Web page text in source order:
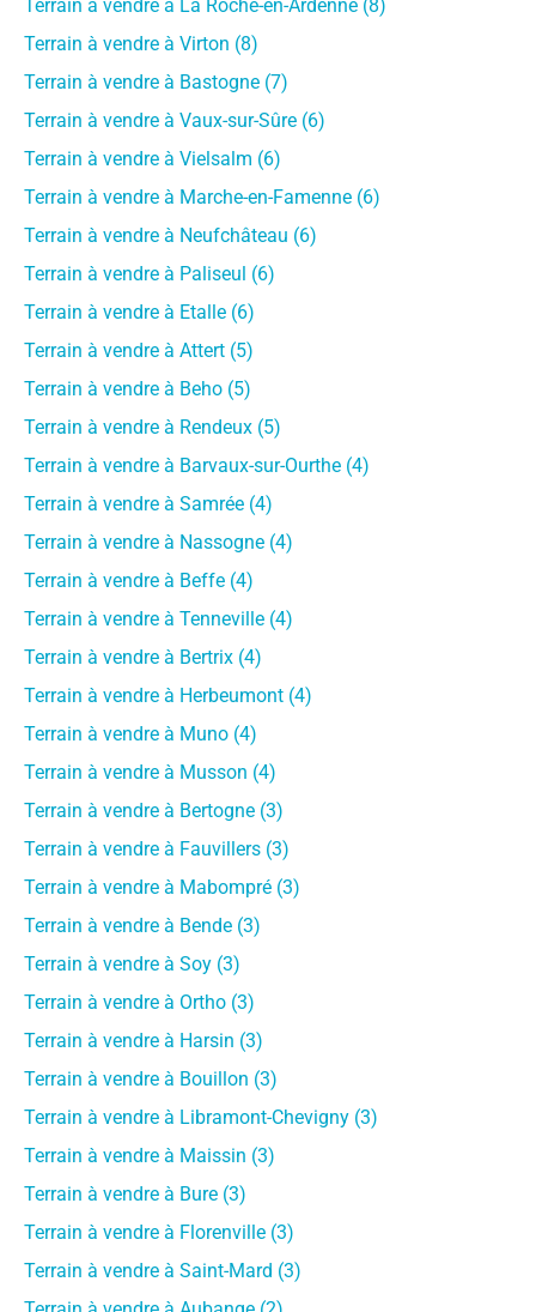
Terrain à vendre à La Roche-en-Ardenne (8)
Terrain à vendre à Virton (8)
Terrain à vendre à Bastogne (7)
Terrain à vendre à Vaux-sur-Sûre (6)
Terrain à vendre à Vielsalm (6)
Terrain à vendre à Marche-en-Famenne (6)
Terrain à vendre à Neufchâteau (6)
Terrain à vendre à Paliseul (6)
Terrain à vendre à Etalle (6)
Terrain à vendre à Attert (5)
Terrain à vendre à Beho (5)
Terrain à vendre à Rendeux (5)
Terrain à vendre à Barvaux-sur-Ourthe (4)
Terrain à vendre à Samrée (4)
Terrain à vendre à Nassogne (4)
Terrain à vendre à Beffe (4)
Terrain à vendre à Tenneville (4)
Terrain à vendre à Bertrix (4)
Terrain à vendre à Herbeumont (4)
Terrain à vendre à Muno (4)
Terrain à vendre à Musson (4)
Terrain à vendre à Bertogne (3)
Terrain à vendre à Fauvillers (3)
Terrain à vendre à Mabompré (3)
Terrain à vendre à Bende (3)
Terrain à vendre à Soy (3)
Terrain à vendre à Ortho (3)
Terrain à vendre à Harsin (3)
Terrain à vendre à Bouillon (3)
Terrain à vendre à Libramont-Chevigny (3)
Terrain à vendre à Maissin (3)
Terrain à vendre à Bure (3)
Terrain à vendre à Florenville (3)
Terrain à vendre à Saint-Mard (3)